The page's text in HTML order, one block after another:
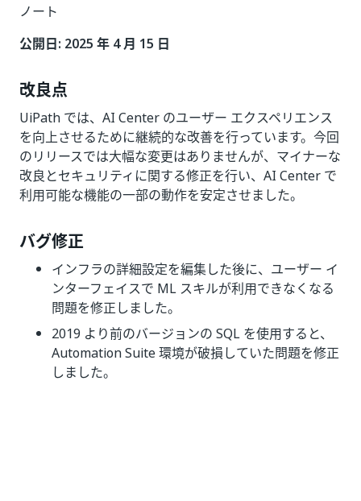
ノート
公開日: 2025 年 4 月 15 日
改良点
UiPath では、AI Center のユーザー エクスペリエンス
を向上させるために継続的な改善を行っています。今回
のリリースでは大幅な変更はありませんが、マイナーな
改良とセキュリティに関する修正を行い、AI Center で
利用可能な機能の一部の動作を安定させました。
バグ修正
インフラの詳細設定を編集した後に、ユーザー イ
ンターフェイスで ML スキルが利用できなくなる
問題を修正しました。
2019 より前のバージョンの SQL を使用すると、
Automation Suite 環境が破損していた問題を修正
しました。